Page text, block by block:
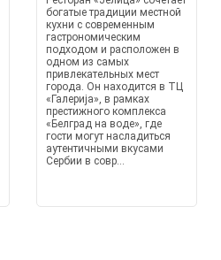
богатые традиции местной
кухни с современным
гастрономическим
подходом и расположен в
одном из самых
привлекательных мест
города. Он находится в ТЦ
«Галерија», в рамках
престижного комплекса
«Белград на воде», где
гости могут насладиться
аутентичными вкусами
Сербии в совр...